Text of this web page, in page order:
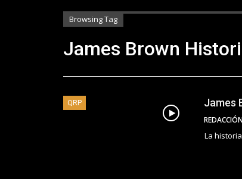
Browsing Tag
James Brown
QRP James
La